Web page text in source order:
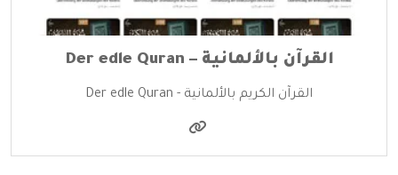
القرآن بالألمانية – Der edle Quran
القرآن الكريم بالألمانية - Der edle Quran